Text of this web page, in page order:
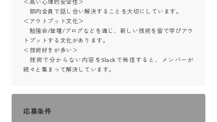
＜高い心理的安全性＞
部内全員で話し合い解決することを大切にしています。
＜アウトプット文化＞
勉強会/登壇/ブログなどを通じ、新しい技術を皆で学びアウ
トプットする文化があります。
＜技術好きが多い＞
技術で分からない内容をSlackで発信すると、メンバーが
続々と集まって解決しています。
応募条件